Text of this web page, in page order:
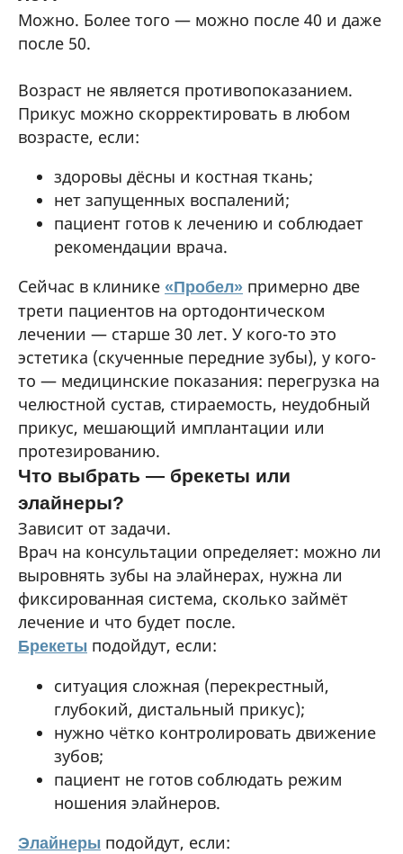
Можно. Более того — можно после 40 и даже
после 50.
Возраст не является противопоказанием.
Прикус можно скорректировать в любом
возрасте, если:
здоровы дёсны и костная ткань;
нет запущенных воспалений;
пациент готов к лечению и соблюдает
рекомендации врача.
Сейчас в клинике «Пробел» примерно две
трети пациентов на ортодонтическом
лечении — старше 30 лет. У кого-то это
эстетика (скученные передние зубы), у кого-
то — медицинские показания: перегрузка на
челюстной сустав, стираемость, неудобный
прикус, мешающий имплантации или
протезированию.
Что выбрать — брекеты или
элайнеры?
Зависит от задачи.
Врач на консультации определяет: можно ли
выровнять зубы на элайнерах, нужна ли
фиксированная система, сколько займёт
лечение и что будет после.
Брекеты подойдут, если:
ситуация сложная (перекрестный,
глубокий, дистальный прикус);
нужно чётко контролировать движение
зубов;
пациент не готов соблюдать режим
ношения элайнеров.
Элайнеры подойдут, если: